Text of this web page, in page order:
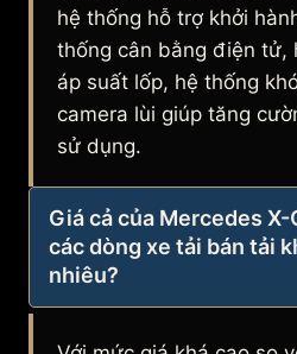
hệ thống hỗ trợ khởi
thống cân bằng điện tử,
áp suất lốp, hệ thống
camera lùi giúp tăng
sử dụng.
Giá cả của Mercedes
các dòng xe tải bán tải
nhiêu?